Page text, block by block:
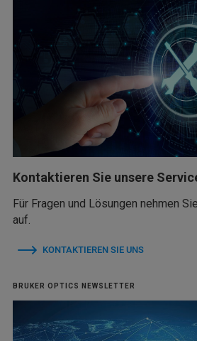
Kontaktieren Sie unsere
Für Fragen und Lösungen nehmen
auf.
KONTAKTIEREN SIE UNS
BRUKER OPTICS NEWSLETTER